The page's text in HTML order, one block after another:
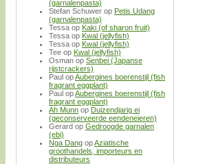
(garnalenpasta)
Stefan Schuwer op Petis Udang
(garnalenpasta)
Tessa op Kaki (of sharon fruit)
Tessa op Kwal (jellyfish)
Tessa op Kwal (jellyfish)
Tee op Kwal (jellyfish)
Osman op Senbei (Japanse
rijstcrackers)
Paul opAubergines boerenstijl (fish
fragrant eggplant)
Paul opAubergines boerenstijl (fish
fragrant eggplant)
Ah Munn op Duizendjarig ei
(geconserveerde eendeneieren)
Gerard op Gedroogde garnalen
(ebi)
Nga Dang opAziatische
groothandels, importeurs en
distributeurs